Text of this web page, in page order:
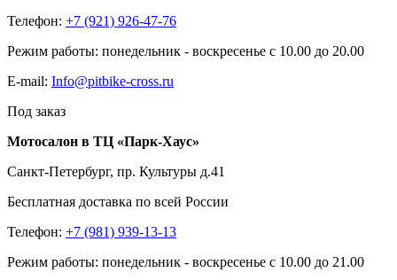
Телефон: +7 (921) 926-47-76
Режим работы: понедельник - воскресенье с 10.00 до 20.00
E-mail: Info@pitbike-cross.ru
Под заказ
Мотосалон в ТЦ «Парк-Хаус»
Санкт-Петербург, пр. Культуры д.41
Бесплатная доставка по всей России
Телефон: +7 (981) 939-13-13
Режим работы: понедельник - воскресенье с 10.00 до 21.00